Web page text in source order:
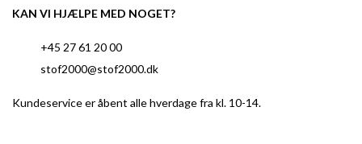
KAN VI HJÆLPE MED NOGET?
+45 27 61 20 00
stof2000@stof2000.dk
Kundeservice er åbent alle hverdage fra kl. 10-14.